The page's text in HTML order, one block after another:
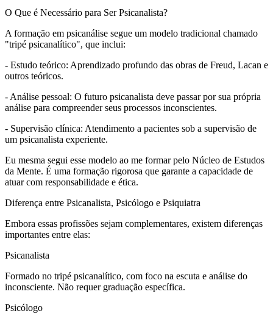
O Que é Necessário para Ser Psicanalista?
A formação em psicanálise segue um modelo tradicional chamado
"tripé psicanalítico", que inclui:
- Estudo teórico: Aprendizado profundo das obras de Freud, Lacan e
outros teóricos.
- Análise pessoal: O futuro psicanalista deve passar por sua própria
análise para compreender seus processos inconscientes.
- Supervisão clínica: Atendimento a pacientes sob a supervisão de
um psicanalista experiente.
Eu mesma segui esse modelo ao me formar pelo Núcleo de Estudos
da Mente. É uma formação rigorosa que garante a capacidade de
atuar com responsabilidade e ética.
Diferença entre Psicanalista, Psicólogo e Psiquiatra
Embora essas profissões sejam complementares, existem diferenças
importantes entre elas:
Psicanalista
Formado no tripé psicanalítico, com foco na escuta e análise do
inconsciente. Não requer graduação específica.
Psicólogo